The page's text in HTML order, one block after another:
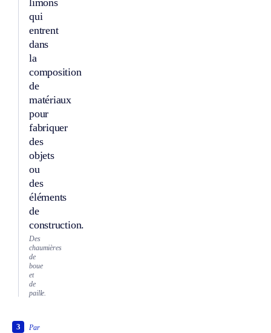
limons
qui
entrent
dans
la
composition
de
matériaux
pour
fabriquer
des
objets
ou
des
éléments
de
construction.
Des
chaumières
de
boue
et
de
paille.
Par
3